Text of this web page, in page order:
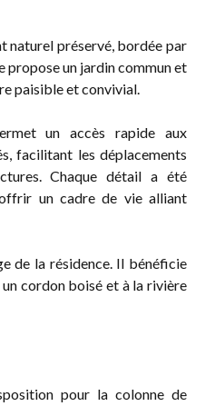
naturel préservé, bordée par
propose un jardin commun et
paisible et convivial.
un accès rapide aux
facilitant les déplacements
Chaque détail a été
un cadre de vie alliant
de la résidence. Il bénéficie
cordon boisé et à la rivière
pour la colonne de